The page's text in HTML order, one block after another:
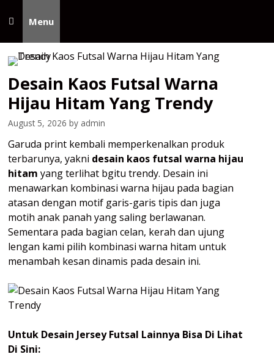
Menu
Desain Kaos Futsal Warna
Hijau Hitam Yang Trendy
August 5, 2026 by admin
Garuda print kembali memperkenalkan produk
terbarunya, yakni desain kaos futsal warna hijau
hitam yang terlihat bgitu trendy. Desain ini
menawarkan kombinasi warna hijau pada bagian
atasan dengan motif garis-garis tipis dan juga
motih anak panah yang saling berlawanan.
Sementara pada bagian celan, kerah dan ujung
lengan kami pilih kombinasi warna hitam untuk
menambah kesan dinamis pada desain ini.
Untuk Desain Jersey Futsal Lainnya Bisa Di Lihat
Di Sini: